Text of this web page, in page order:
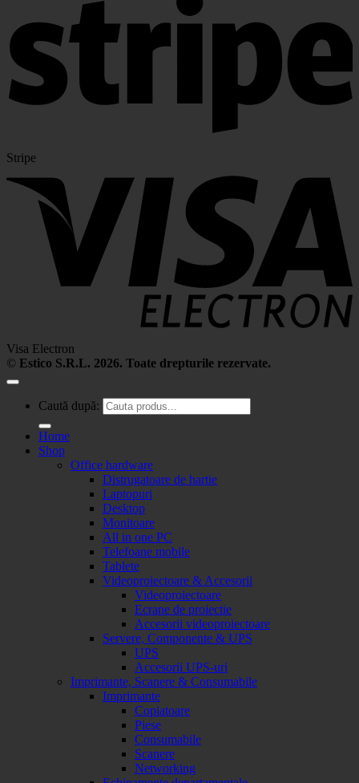
Stripe
Visa Electron
© Estico S.R.L. 2026. Toate drepturile rezervate.
Caută după:
Home
Shop
Office hardware
Distrugatoare de hartie
Laptopuri
Desktop
Monitoare
All in one PC
Telefoane mobile
Tablete
Videoproiectoare & Accesorii
Videoproiectoare
Ecrane de proiectie
Accesorii videoproiectoare
Servere, Componente & UPS
UPS
Accesorii UPS-uri
Imprimante, Scanere & Consumabile
Imprimante
Copiatoare
Piese
Consumabile
Scanere
Networking